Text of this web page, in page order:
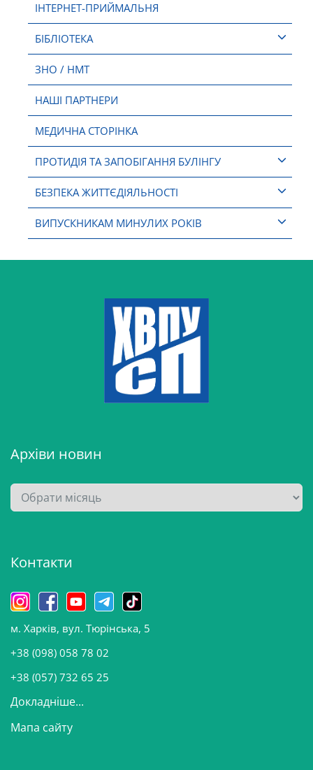
ІНТЕРНЕТ-ПРИЙМАЛЬНЯ
БІБЛІОТЕКА
ЗНО / НМТ
НАШІ ПАРТНЕРИ
МЕДИЧНА СТОРІНКА
ПРОТИДІЯ ТА ЗАПОБІГАННЯ БУЛІНГУ
БЕЗПЕКА ЖИТТЄДІЯЛЬНОСТІ
ВИПУСКНИКАМ МИНУЛИХ РОКІВ
Архіви новин
А
р
в
н
о
в
и
Контакти
м. Харків, вул. Тюрінська, 5
+38 (098) 058 78 02
+38 (057) 732 65 25
Докладніше...
Мапа сайту